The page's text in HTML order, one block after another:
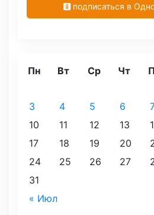
подписаться в
Пн Вт Ср Чт
« Июл
3
4 5 6
10
11 12 13
17
18 19 20
24
25 26 27
31